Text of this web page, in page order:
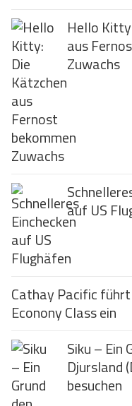
Hello
aus
Zuwachs
auf US
Cathay Pacific
Econony Class ein
Siku – Ein
Djursland
besuchen